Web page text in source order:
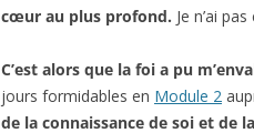
cœur au plus profond. Je n’ai
C’est alors que la foi a pu
jours formidables en Module 2
de la connaissance de soi et de